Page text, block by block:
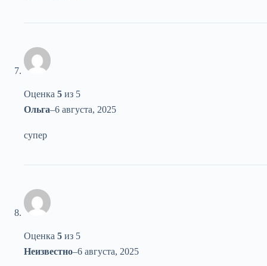
Оценка 5 из 5
Ольга–6 августа, 2025
супер
Оценка 5 из 5
Неизвестно–6 августа, 2025